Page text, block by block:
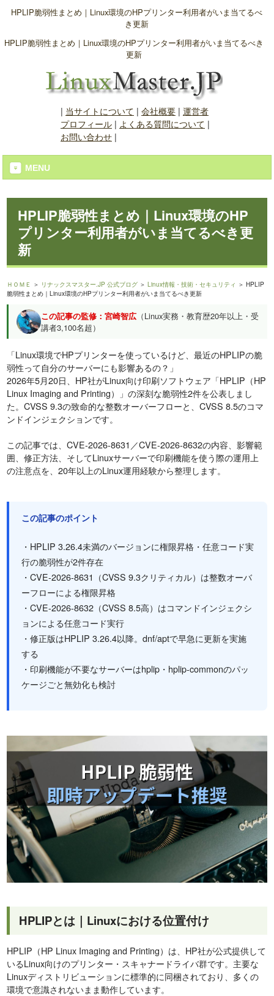
HPLIP脆弱性まとめ｜Linux環境のHPプリンター利用者がいま当てるべ
き更新
HPLIP脆弱性まとめ｜Linux環境のHPプリンター利用者がいま当てるべき
更新
| 当サイトについて | 会社概要| 運営者
プロフィール| よくある質問について |
お問い合わせ|
MENU
HPLIP脆弱性まとめ｜Linux環境のHP
プリンター利用者がいま当てるべき更
新
ＨＯＭＥ ＞ リナックスマスター.JP 公式ブログ ＞Linux情報・技術・セキュリティ ＞ HPLIP
脆弱性まとめ｜Linux環境のHPプリンター利用者がいま当てるべき更新
この記事の監修：宮崎智広 （Linux実務・教育歴20年以上・受
講者3,100名超）
「Linux環境でHPプリンターを使っているけど、最近のHPLIPの脆
弱性って自分のサーバーにも影響あるの？」
2026年5月20日、HP社がLinux向け印刷ソフトウェア「HPLIP（HP
Linux Imaging and Printing）」の深刻な脆弱性2件を公表しまし
た。CVSS 9.3の致命的な整数オーバーフローと、CVSS 8.5のコマ
ンドインジェクションです。
この記事では、CVE-2026-8631／CVE-2026-8632の内容、影響範
囲、修正方法、そしてLinuxサーバーで印刷機能を使う際の運用上
の注意点を、20年以上のLinux運用経験から整理します。
この記事のポイント
・HPLIP 3.26.4未満のバージョンに権限昇格・任意コード実
行の脆弱性が2件存在
・CVE-2026-8631（CVSS 9.3クリティカル）は整数オーバ
ーフローによる権限昇格
・CVE-2026-8632（CVSS 8.5高）はコマンドインジェクシ
ョンによる任意コード実行
・修正版はHPLIP 3.26.4以降。dnf/aptで早急に更新を実施
する
・印刷機能が不要なサーバーはhplip・hplip-commonのパッ
ケージごと無効化も検討
HPLIPとは｜Linuxにおける位置付け
HPLIP（HP Linux Imaging and Printing）は、HP社が公式提供して
いるLinux向けのプリンター・スキャナードライバ群です。主要な
Linuxディストリビューションに標準的に同梱されており、多くの
環境で意識されないまま動作しています。